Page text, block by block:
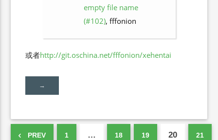
empty file name
(#102), fffonion
或者http://git.oschina.net/fffonion/xehentai
→
PREV 1 … 18 19 20 21